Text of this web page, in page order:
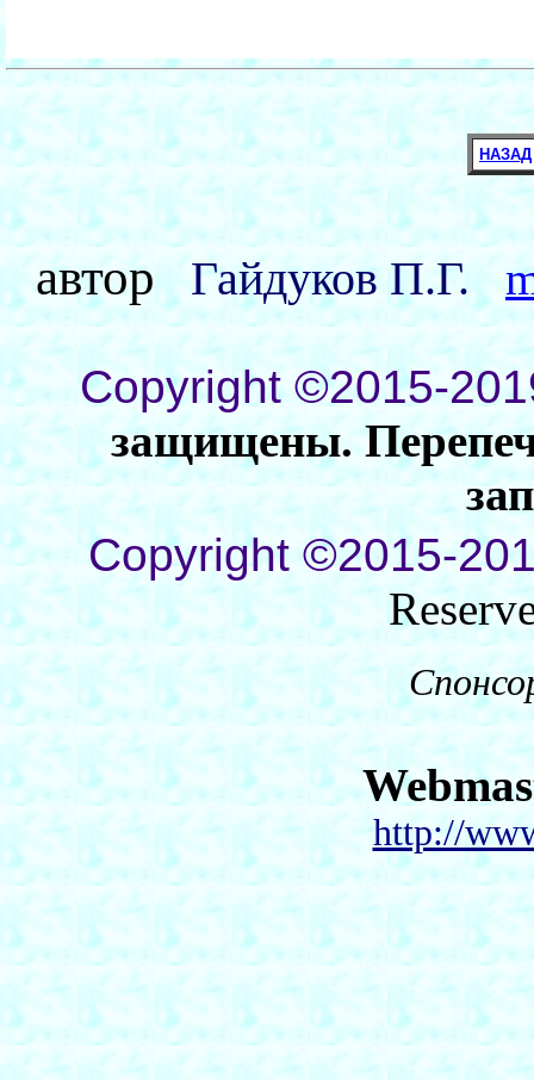
НАЗАД
автор Гайдуков П.Г.
Copyright ©2015-
защищены.
Copyright ©2015-
http://